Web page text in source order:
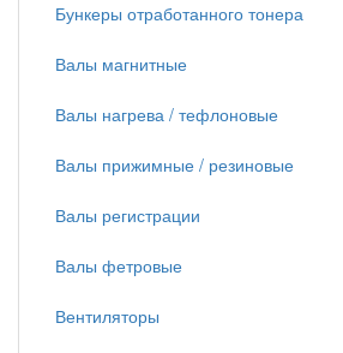
Бункеры отработанного тонера
Валы магнитные
Валы нагрева / тефлоновые
Валы прижимные / резиновые
Валы регистрации
Валы фетровые
Вентиляторы